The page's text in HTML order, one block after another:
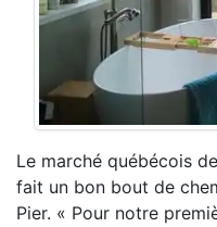
Le marché québécois
fait un bon bout de
Pier. « Pour notre